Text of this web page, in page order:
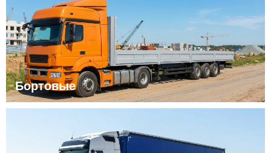
Бортовые